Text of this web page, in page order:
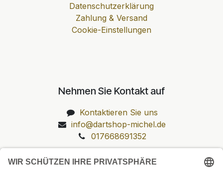
Datenschutzerklärung
Zahlung & Versand
Cookie-Einstellungen
Nehmen Sie Kontakt auf
Kontaktieren Sie uns
info@dartshop-michel.de
017668691352